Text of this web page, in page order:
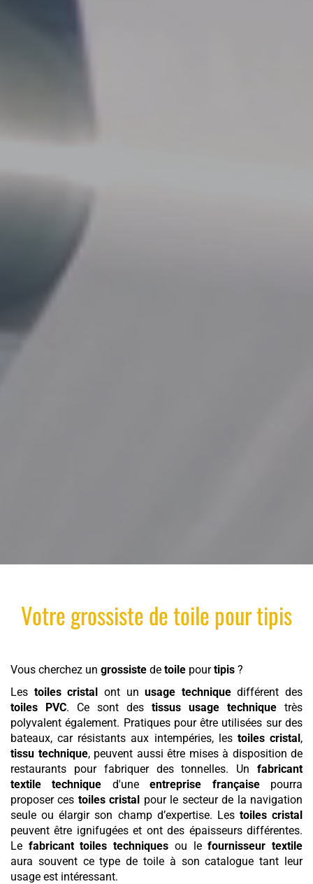
Votregrossistedetoilepourtipis
Vous cherchez un grossiste de toile pourtipis ?
Les toiles cristal ont unusage techniquedifférent des
toiles PVC. Ce sont des tissus usage technique très
polyvalent également. Pratiques pour être utilisées sur des
bateaux, car résistants aux intempéries, les toiles cristal,
tissu technique, peuvent aussi être mises à disposition de
restaurants pour fabriquer des tonnelles. Un fabricant
textile technique d'uneentreprise françaisepourra
proposer ces toiles cristal pour le secteur de la navigation
seule ou élargir son champ d’expertise. Les toiles cristal
peuvent être ignifugées et ont des épaisseurs différentes.
Le fabricant toiles techniques ou lefournisseur textile
aura souvent ce type de toile à son catalogue tant leur
usage est intéressant.